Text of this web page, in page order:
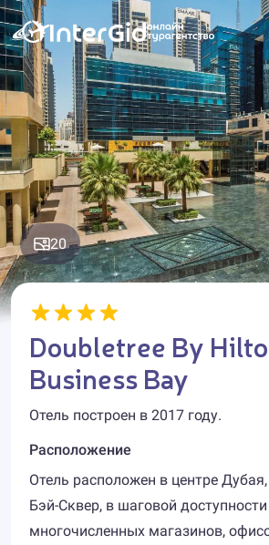
20
Doubletree By
Business Bay
Отель построен в 2017 году.
Расположение
Отель расположен в центре
Бэй-Сквер, в шаговой
многочисленных магазинов,